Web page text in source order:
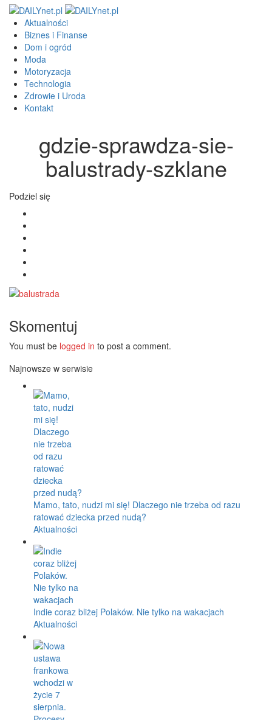
Aktualności
Biznes i Finanse
Dom i ogród
Moda
Motoryzacja
Technologia
Zdrowie i Uroda
Kontakt
gdzie-sprawdza-sie-
balustrady-szklane
Podziel się
Skomentuj
You must be logged in to post a comment.
Najnowsze w serwisie
Mamo, tato, nudzi mi się! Dlaczego nie trzeba od razu
ratować dziecka przed nudą?
Aktualności
Indie coraz bliżej Polaków. Nie tylko na wakacjach
Aktualności